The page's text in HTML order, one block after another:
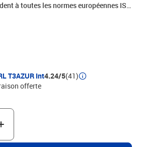
à toutes les normes européennes ISO
. Encre de haute qualité qui
– Marque T3AZUR
T3AZUR Int4.24/5(41)
offerte